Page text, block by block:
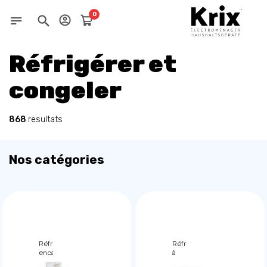
0
Réfrigérer et
congeler
868 resultats
Nos catégories
Réfrigérateur
encastrable
Réfrigérateur
à